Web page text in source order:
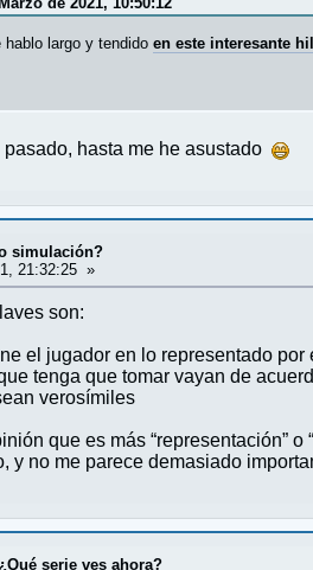
hablo largo y tendidoen este interesante
pasado, hasta me he asustado
simulación?
21:32:25 »
son:
el jugador en lo representado por
tenga que tomar vayan de
verosímiles
que es más “representación”
y no me parece demasiado
serie ves ahora?